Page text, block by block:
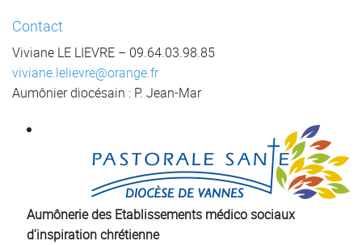
Contact
Viviane LE LIEVRE – 09.64.03.98.85
viviane.lelievre@orange.fr
Aumônier diocésain : P. Jean-Mar
Aumônerie des Etablissements médico sociaux
d’inspiration chrétienne